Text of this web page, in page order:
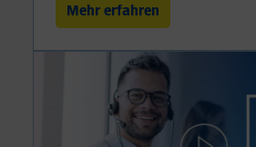
Mehr erfahren